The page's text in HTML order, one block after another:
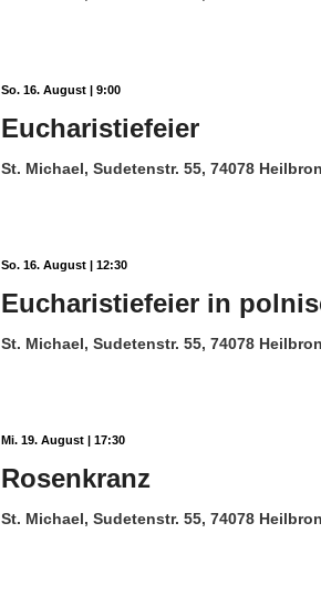
So. 16. August | 9:00
Eucharistiefeier
St. Michael, Sudetenstr. 55, 74078
So. 16. August | 12:30
Eucharistiefeier in
St. Michael, Sudetenstr. 55, 74078
Mi. 19. August | 17:30
Rosenkranz
St. Michael, Sudetenstr. 55, 74078